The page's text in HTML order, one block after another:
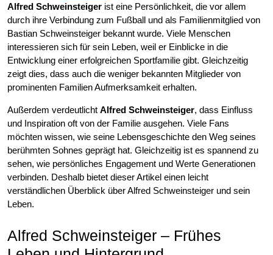
Alfred Schweinsteiger ist eine Persönlichkeit, die vor allem
durch ihre Verbindung zum Fußball und als Familienmitglied von
Bastian Schweinsteiger bekannt wurde. Viele Menschen
interessieren sich für sein Leben, weil er Einblicke in die
Entwicklung einer erfolgreichen Sportfamilie gibt. Gleichzeitig
zeigt dies, dass auch die weniger bekannten Mitglieder von
prominenten Familien Aufmerksamkeit erhalten.
Außerdem verdeutlicht Alfred Schweinsteiger, dass Einfluss
und Inspiration oft von der Familie ausgehen. Viele Fans
möchten wissen, wie seine Lebensgeschichte den Weg seines
berühmten Sohnes geprägt hat. Gleichzeitig ist es spannend zu
sehen, wie persönliches Engagement und Werte Generationen
verbinden. Deshalb bietet dieser Artikel einen leicht
verständlichen Überblick über Alfred Schweinsteiger und sein
Leben.
Alfred Schweinsteiger – Frühes